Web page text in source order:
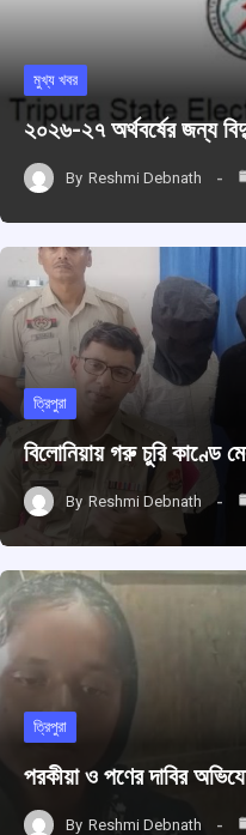
মুখ্য খবর
২০২৬-২৭ অর্থবর্ষের জন্য
By Reshmi Debnath
ত্রিপুরা
বিলোনিয়ায় গরু চুরি কাণ্ডে
By Reshmi Debnath
ত্রিপুরা
পরকীয়া ও পণের দাবির
By Reshmi Debnath